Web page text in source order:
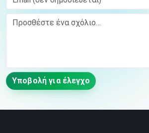
Comment
Υποβολή για έλεγχο